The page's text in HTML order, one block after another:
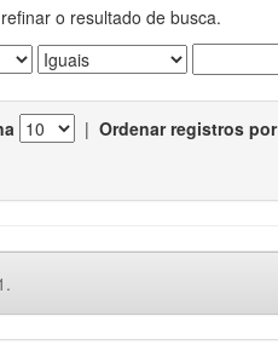
o resultado de busca.
| Ordenar registros por